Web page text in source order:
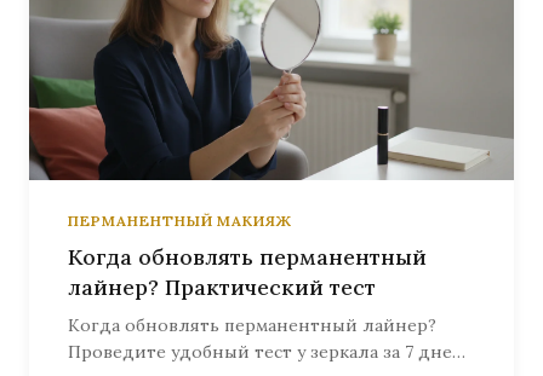
ПЕРМАНЕНТНЫЙ МАКИЯЖ
Когда обновлять перманентный
лайнер? Практический тест
Когда обновлять перманентный лайнер?
Проведите удобный тест у зеркала за 7 дней,